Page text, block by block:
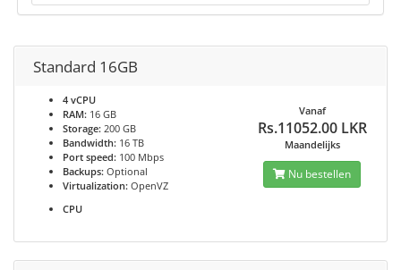
Standard 16GB
4 vCPU
RAM: 16 GB
Storage: 200 GB
Bandwidth: 16 TB
Port speed: 100 Mbps
Backups: Optional
Virtualization: OpenVZ
CPU
Vanaf
Rs.11052.00 LKR
Maandelijks
Nu bestellen